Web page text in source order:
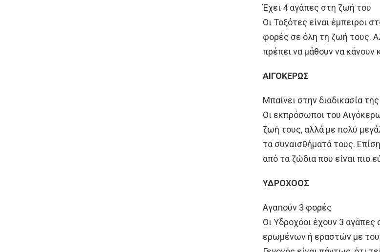
Έχει 4 αγάπες στη ζωή του
Οι Τοξότες είναι έμπειροι
φορές σε όλη τη ζωή τους.
πρέπει να μάθουν να κάνουν
ΑΙΓΟΚΕΡΩΣ
Μπαίνει στην διαδικασία
Οι εκπρόσωποι του
ζωή τους, αλλά με πολύ
τα συναισθήματά τους.
από τα ζώδια που είναι πιο
ΥΔΡΟΧΟΟΣ
Αγαπούν 3 φορές
Οι Υδροχόοι έχουν 3
ερωμένων ή εραστών με